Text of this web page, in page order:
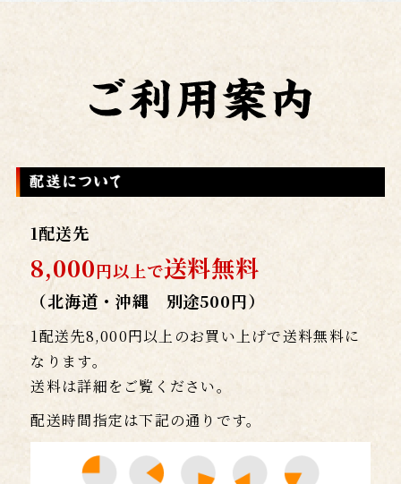
1配送先
8,000円以上で送料無料
（北海道・沖縄 別途500円）
1配送先8,000円以上のお買い上げで送料無料に
なります。
送料は詳細をご覧ください。
配送時間指定は下記の通りです。